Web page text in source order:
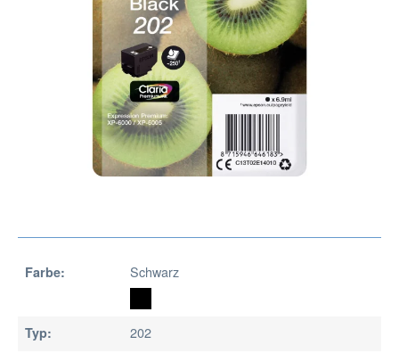
Farbe: Schwarz
Typ: 202